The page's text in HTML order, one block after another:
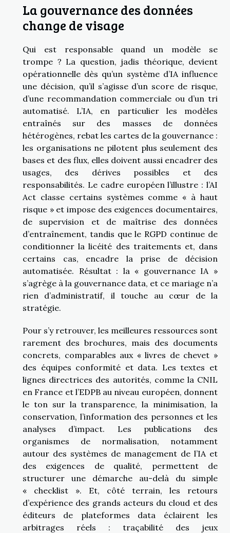
La gouvernance des données
change de visage
Qui est responsable quand un modèle se
trompe ? La question, jadis théorique, devient
opérationnelle dès qu’un système d’IA influence
une décision, qu’il s’agisse d’un score de risque,
d’une recommandation commerciale ou d’un tri
automatisé. L’IA, en particulier les modèles
entraînés sur des masses de données
hétérogènes, rebat les cartes de la gouvernance :
les organisations ne pilotent plus seulement des
bases et des flux, elles doivent aussi encadrer des
usages, des dérives possibles et des
responsabilités. Le cadre européen l’illustre : l’AI
Act classe certains systèmes comme « à haut
risque » et impose des exigences documentaires,
de supervision et de maîtrise des données
d’entraînement, tandis que le RGPD continue de
conditionner la licéité des traitements et, dans
certains cas, encadre la prise de décision
automatisée. Résultat : la « gouvernance IA »
s’agrège à la gouvernance data, et ce mariage n’a
rien d’administratif, il touche au cœur de la
stratégie.
Pour s’y retrouver, les meilleures ressources sont
rarement des brochures, mais des documents
concrets, comparables aux « livres de chevet »
des équipes conformité et data. Les textes et
lignes directrices des autorités, comme la CNIL
en France et l’EDPB au niveau européen, donnent
le ton sur la transparence, la minimisation, la
conservation, l’information des personnes et les
analyses d’impact. Les publications des
organismes de normalisation, notamment
autour des systèmes de management de l’IA et
des exigences de qualité, permettent de
structurer une démarche au-delà du simple
« checklist ». Et, côté terrain, les retours
d’expérience des grands acteurs du cloud et des
éditeurs de plateformes data éclairent les
arbitrages réels : traçabilité des jeux